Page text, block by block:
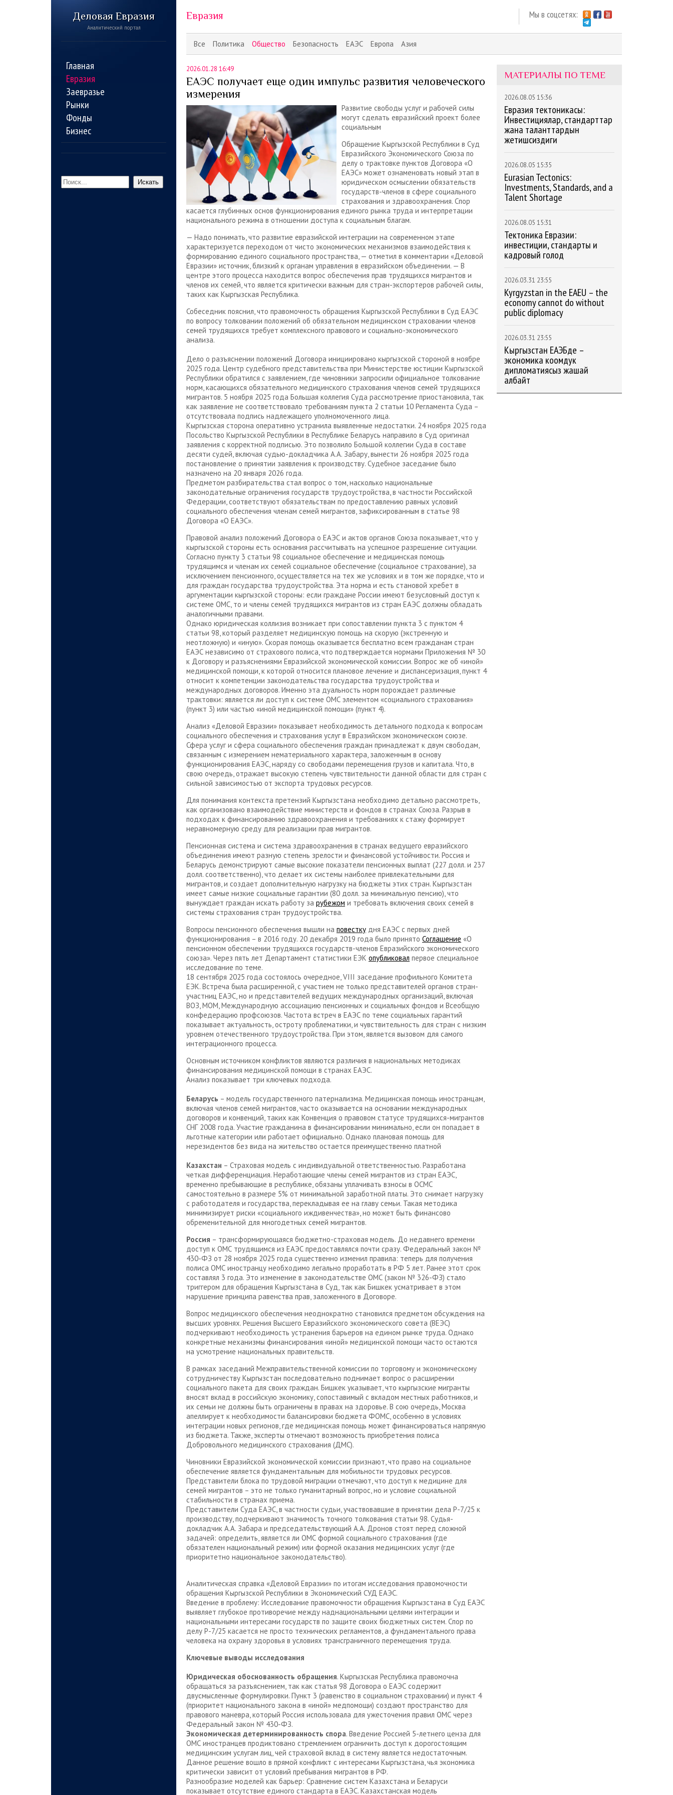
Деловая Евразия
Аналитический портал
Главная
Евразия
Заевразье
Рынки
Фонды
Бизнес
Искать
Мы в соцсетях:
Все Политика Общество Безопасность ЕАЭС Европа Азия
Евразия
2026.01.28 16:49
ЕАЭС получает еще один импульс развития человеческого
измерения
Развитие свободы услуг и рабочей силы
могут сделать евразийский проект более
социальным
Обращение Кыргызской Республики в Суд
Евразийского Экономического Союза по
делу о трактовке пунктов Договора «О
ЕАЭС» может ознаменовать новый этап в
юридическом осмыслении обязательств
государств-членов в сфере социального
страхования и здравоохранения. Спор
касается глубинных основ функционирования единого рынка труда и интерпретации
национального режима в отношении доступа к социальным благам.
— Надо понимать, что развитие евразийской интеграции на современном этапе
характеризуется переходом от чисто экономических механизмов взаимодействия к
формированию единого социального пространства, — отметил в комментарии «Деловой
Евразии» источник, близкий к органам управления в евразийском объединении. — В
центре этого процесса находится вопрос обеспечения прав трудящихся мигрантов и
членов их семей, что является критически важным для стран-экспортеров рабочей силы,
таких как Кыргызская Республика.
Собеседник пояснил, что правомочность обращения Кыргызской Республики в Суд ЕАЭС
по вопросу толковании положений об обязательном медицинском страховании членов
семей трудящихся требует комплексного правового и социально-экономического
анализа.
Дело о разъяснении положений Договора инициировано кыргызской стороной в ноябре
2025 года. Центр судебного представительства при Министерстве юстиции Кыргызской
Республики обратился с заявлением, где чиновники запросили официальное толкование
норм, касающихся обязательного медицинского страхования членов семей трудящихся
мигрантов. 5 ноября 2025 года Большая коллегия Суда рассмотрение приостановила, так
как заявление не соответствовало требованиям пункта 2 статьи 10 Регламента Суда –
отсутствовала подпись надлежащего уполномоченного лица.
Кыргызская сторона оперативно устранила выявленные недостатки. 24 ноября 2025 года
Посольство Кыргызской Республики в Республике Беларусь направило в Суд оригинал
заявления с корректной подписью. Это позволило Большой коллегии Суда в составе
десяти судей, включая судью-докладчика А.А. Забару, вынести 26 ноября 2025 года
постановление о принятии заявления к производству. Судебное заседание было
назначено на 20 января 2026 года.
Предметом разбирательства стал вопрос о том, насколько национальные
законодательные ограничения государств трудоустройства, в частности Российской
Федерации, соответствуют обязательствам по предоставлению равных условий
социального обеспечения членам семей мигрантов, зафиксированным в статье 98
Договора «О ЕАЭС».
Правовой анализ положений Договора о ЕАЭС и актов органов Союза показывает, что у
кыргызской стороны есть основания рассчитывать на успешное разрешение ситуации.
Согласно пункту 3 статьи 98 социальное обеспечение и медицинская помощь
трудящимся и членам их семей социальное обеспечение (социальное страхование), за
исключением пенсионного, осуществляется на тех же условиях и в том же порядке, что и
для граждан государства трудоустройства. Эта норма и есть становой хребет в
аргументации кыргызской стороны: если граждане России имеют безусловный доступ к
системе ОМС, то и члены семей трудящихся мигрантов из стран ЕАЭС должны обладать
аналогичными правами.
Однако юридическая коллизия возникает при сопоставлении пункта 3 с пунктом 4
статьи 98, который разделяет медицинскую помощь на скорую (экстренную и
неотложную) и «иную». Скорая помощь оказывается бесплатно всем гражданам стран
ЕАЭС независимо от страхового полиса, что подтверждается нормами Приложения № 30
к Договору и разъяснениями Евразийской экономической комиссии. Вопрос же об «иной»
медицинской помощи, к которой относится плановое лечение и диспансеризация, пункт 4
относит к компетенции законодательства государства трудоустройства и
международных договоров. Именно эта дуальность норм порождает различные
трактовки: является ли доступ к системе ОМС элементом «социального страхования»
(пункт 3) или частью «иной медицинской помощи» (пункт 4).
Анализ «Деловой Евразии» показывает необходимость детального подхода к вопросам
социального обеспечения и страхования услуг в Евразийском экономическом союзе.
Сфера услуг и сфера социального обеспечения граждан принадлежат к двум свободам,
связанным с измерением нематериального характера, заложенным в основу
функционирования ЕАЭС, наряду со свободами перемещения грузов и капитала. Что, в
свою очередь, отражает высокую степень чувствительности данной области для стран с
сильной зависимостью от экспорта трудовых ресурсов.
Для понимания контекста претензий Кыргызстана необходимо детально рассмотреть,
как организовано взаимодействие министерств и фондов в странах Союза. Разрыв в
подходах к финансированию здравоохранения и требованиях к стажу формирует
неравномерную среду для реализации прав мигрантов.
Пенсионная система и система здравоохранения в странах ведущего евразийского
объединения имеют разную степень зрелости и финансовой устойчивости. Россия и
Беларусь демонстрируют самые высокие показатели пенсионных выплат (227 долл. и 237
долл. соответственно), что делает их системы наиболее привлекательными для
мигрантов, и создает дополнительную нагрузку на бюджеты этих стран. Кыргызстан
имеет самые низкие социальные гарантии (80 долл. за минимальную пенсию), что
вынуждает граждан искать работу за рубежом и требовать включения своих семей в
системы страхования стран трудоустройства.
Вопросы пенсионного обеспечения вышли на повестку дня ЕАЭС с первых дней
функционирования – в 2016 году. 20 декабря 2019 года было принято Соглашение «О
пенсионном обеспечении трудящихся государств-членов Евразийского экономического
союза». Через пять лет Департамент статистики ЕЭК опубликовал первое специальное
исследование по теме.
18 сентября 2025 года состоялось очередное, VIII заседание профильного Комитета
ЕЭК. Встреча была расширенной, с участием не только представителей органов стран-
участниц ЕАЭС, но и представителей ведущих международных организаций, включая
ВОЗ, МОМ, Международную ассоциацию пенсионных и социальных фондов и Всеобщую
конфедерацию профсоюзов. Частота встреч в ЕАЭС по теме социальных гарантий
показывает актуальность, остроту проблематики, и чувствительность для стран с низким
уровнем отечественного трудоустройства. При этом, является вызовом для самого
интеграционного процесса.
Основным источником конфликтов являются различия в национальных методиках
финансирования медицинской помощи в странах ЕАЭС.
Анализ показывает три ключевых подхода.
Беларусь – модель государственного патернализма. Медицинская помощь иностранцам,
включая членов семей мигрантов, часто оказывается на основании международных
договоров и конвенций, таких как Конвенция о правовом статусе трудящихся-мигрантов
СНГ 2008 года. Участие гражданина в финансировании минимально, если он попадает в
льготные категории или работает официально. Однако плановая помощь для
нерезидентов без вида на жительство остается преимущественно платной
Казахстан – Страховая модель с индивидуальной ответственностью. Разработана
четкая дифференциация. Неработающие члены семей мигрантов из стран ЕАЭС,
временно пребывающие в республике, обязаны уплачивать взносы в ОСМС
самостоятельно в размере 5% от минимальной заработной платы. Это снимает нагрузку
с работодателя и государства, перекладывая ее на главу семьи. Такая методика
минимизирует риски «социального иждивенчества», но может быть финансово
обременительной для многодетных семей мигрантов.
Россия – трансформирующаяся бюджетно-страховая модель. До недавнего времени
доступ к ОМС трудящимся из ЕАЭС предоставлялся почти сразу. Федеральный закон №
430-ФЗ от 28 ноября 2025 года существенно изменил правила: теперь для получения
полиса ОМС иностранцу необходимо легально проработать в РФ 5 лет. Ранее этот срок
составлял 3 года. Это изменение в законодательстве ОМС (закон № 326-ФЗ) стало
триггером для обращения Кыргызстана в Суд, так как Бишкек усматривает в этом
нарушение принципа равенства прав, заложенного в Договоре.
Вопрос медицинского обеспечения неоднократно становился предметом обсуждения на
высших уровнях. Решения Высшего Евразийского экономического совета (ВЕЭС)
подчеркивают необходимость устранения барьеров на едином рынке труда. Однако
конкретные механизмы финансирования «иной» медицинской помощи часто остаются
на усмотрение национальных правительств.
В рамках заседаний Межправительственной комиссии по торговому и экономическому
сотрудничеству Кыргызстан последовательно поднимает вопрос о расширении
социального пакета для своих граждан. Бишкек указывает, что кыргызские мигранты
вносят вклад в российскую экономику, сопоставимый с вкладом местных работников, и
их семьи не должны быть ограничены в правах на здоровье. В сою очередь, Москва
апеллирует к необходимости балансировки бюджета ФОМС, особенно в условиях
интеграции новых регионов, где медицинская помощь может финансироваться напрямую
из бюджета. Также, эксперты отмечают возможность приобретения полиса
Добровольного медицинского страхования (ДМС).
Чиновники Евразийской экономической комиссии признают, что право на социальное
обеспечение является фундаментальным для мобильности трудовых ресурсов.
Представители блока по трудовой миграции отмечают, что доступ к медицине для
семей мигрантов – это не только гуманитарный вопрос, но и условие социальной
стабильности в странах приема.
Представители Суда ЕАЭС, в частности судьи, участвовавшие в принятии дела Р-7/25 к
производству, подчеркивают значимость точного толкования статьи 98. Судья-
докладчик А.А. Забара и председательствующий А.А. Дронов стоят перед сложной
задачей: определить, является ли ОМС формой социального страхования (где
обязателен национальный режим) или формой оказания медицинских услуг (где
приоритетно национальное законодательство).
Аналитическая справка «Деловой Евразии» по итогам исследования правомочности
обращения Кыргызской Республики в Экономический СУД ЕАЭС.
Введение в проблему: Исследование правомочности обращения Кыргызстана в Суд ЕАЭС
выявляет глубокое противоречие между наднациональными целями интеграции и
национальными интересами государств по защите своих бюджетных систем. Спор по
делу Р-7/25 касается не просто технических регламентов, а фундаментального права
человека на охрану здоровья в условиях трансграничного перемещения труда.
Ключевые выводы исследования
Юридическая обоснованность обращения. Кыргызская Республика правомочна
обращаться за разъяснением, так как статья 98 Договора о ЕАЭС содержит
двусмысленные формулировки. Пункт 3 (равенство в социальном страховании) и пункт 4
(приоритет национального закона в «иной» медпомощи) создают пространство для
правового маневра, который Россия использовала для ужесточения правил ОМС через
Федеральный закон № 430-ФЗ.
Экономическая детерминированность спора. Введение Россией 5-летнего ценза для
ОМС иностранцев продиктовано стремлением ограничить доступ к дорогостоящим
медицинским услугам лиц, чей страховой вклад в систему является недостаточным.
Данное решение вошло в прямой конфликт с интересами Кыргызстана, чья экономика
критически зависит от условий пребывания мигрантов в РФ.
Разнообразие моделей как барьер: Сравнение систем Казахстана и Беларуси
показывает отсутствие единого стандарта в ЕАЭС. Казахстанская модель
МАТЕРИАЛЫ ПО ТЕМЕ
2026.08.05 15:36
Евразия тектоникасы:
Инвестициялар, стандарттар
жана таланттардын
жетишсиздиги
2026.08.05 15:35
Eurasian Tectonics:
Investments, Standards, and a
Talent Shortage
2026.08.05 15:31
Тектоника Евразии:
инвестиции, стандарты и
кадровый голод
2026.03.31 23:55
Kyrgyzstan in the EAEU – the
economy cannot do without
public diplomacy
2026.03.31 23:55
Кыргызстан ЕАЭБде –
экономика коомдук
дипломатиясыз жашай
албайт